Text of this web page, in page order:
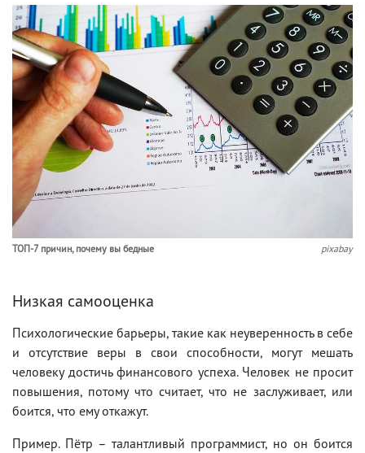
ТОП-7 причин, почему вы бедные pixabay
Низкая самооценка
Психологические барьеры, такие как неуверенность в себе
и отсутствие веры в свои способности, могут мешать
человеку достичь финансового успеха. Человек не просит
повышения, потому что считает, что не заслуживает, или
боится, что ему откажут.
Пример. Пётр – талантливый программист, но он боится